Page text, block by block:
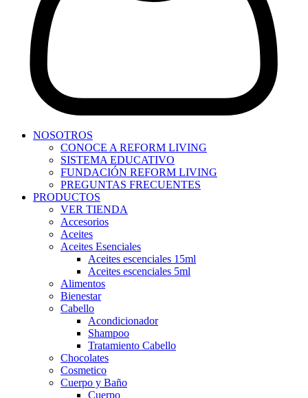
NOSOTROS
CONOCE A REFORM LIVING
SISTEMA EDUCATIVO
FUNDACIÓN REFORM LIVING
PREGUNTAS FRECUENTES
PRODUCTOS
VER TIENDA
Accesorios
Aceites
Aceites Esenciales
Aceites escenciales 15ml
Aceites escenciales 5ml
Alimentos
Bienestar
Cabello
Acondicionador
Shampoo
Tratamiento Cabello
Chocolates
Cosmetico
Cuerpo y Baño
Cuerpo